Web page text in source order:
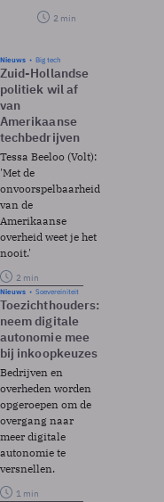
2 min
Nieuws Big tech
Zuid-Hollandse
politiek wil af
van
Amerikaanse
techbedrijven
Tessa Beeloo (Volt):
'Met de
onvoorspelbaarheid
van de
Amerikaanse
overheid weet je het
nooit.'
2 min
Nieuws Soevereiniteit
Toezichthouders:
neem digitale
autonomie mee
bij inkoopkeuzes
Bedrijven en
overheden worden
opgeroepen om de
overgang naar
meer digitale
autonomie te
versnellen.
1 min